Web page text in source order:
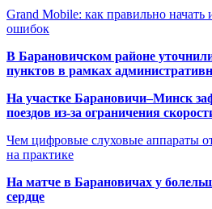
Grand Mobile: как правильно
ошибок
В Барановичском районе
пунктов в рамках
На участке Барановичи–Минск
поездов из-за ограничения
Чем цифровые слуховые аппараты
на практике
На матче в Барановичах у
сердце